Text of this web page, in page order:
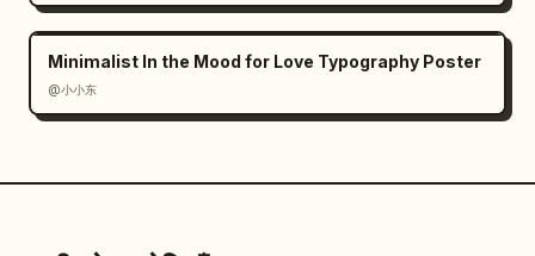
Minimalist In the Mood for Love Typography Poster
@小小东